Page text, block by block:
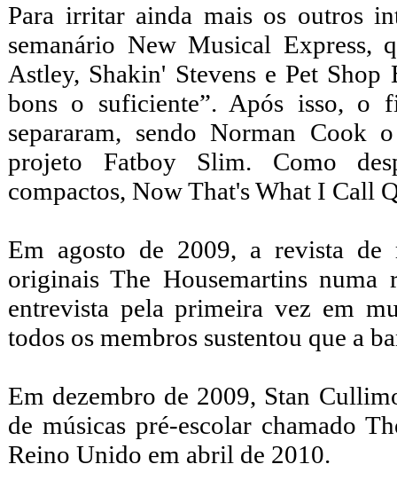
Para irritar ainda mais os outros
semanário New Musical Express,
Astley, Shakin' Stevens e Pet
bons o suficiente”. Após isso, o
separaram, sendo Norman Cook
projeto Fatboy Slim. Como
compactos, Now That's What I Call
Em agosto de 2009, a revista de
originais The Housemartins numa
entrevista pela primeira vez em
todos os membros sustentou que a
Em dezembro de 2009, Stan
de músicas pré-escolar chamado
Reino Unido em abril de 2010.